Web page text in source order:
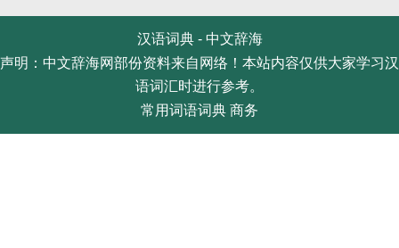
汉语词典 - 中文辞海
声明：中文辞海网部份资料来自网络！本站内容仅供大家学习汉
语词汇时进行参考。
常用词语词典 商务